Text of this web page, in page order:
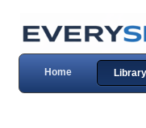
Home Library